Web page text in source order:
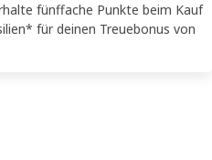
fünffache Punkte beim Kauf
für deinen Treuebonus von